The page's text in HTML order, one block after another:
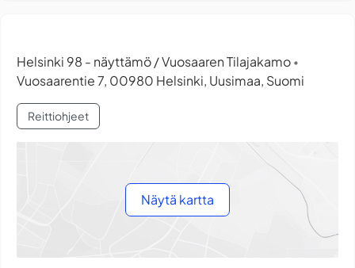
Helsinki 98 - näyttämö / Vuosaaren Tilajakamo •
Vuosaarentie 7, 00980 Helsinki, Uusimaa, Suomi
Reittiohjeet
Näytä kartta